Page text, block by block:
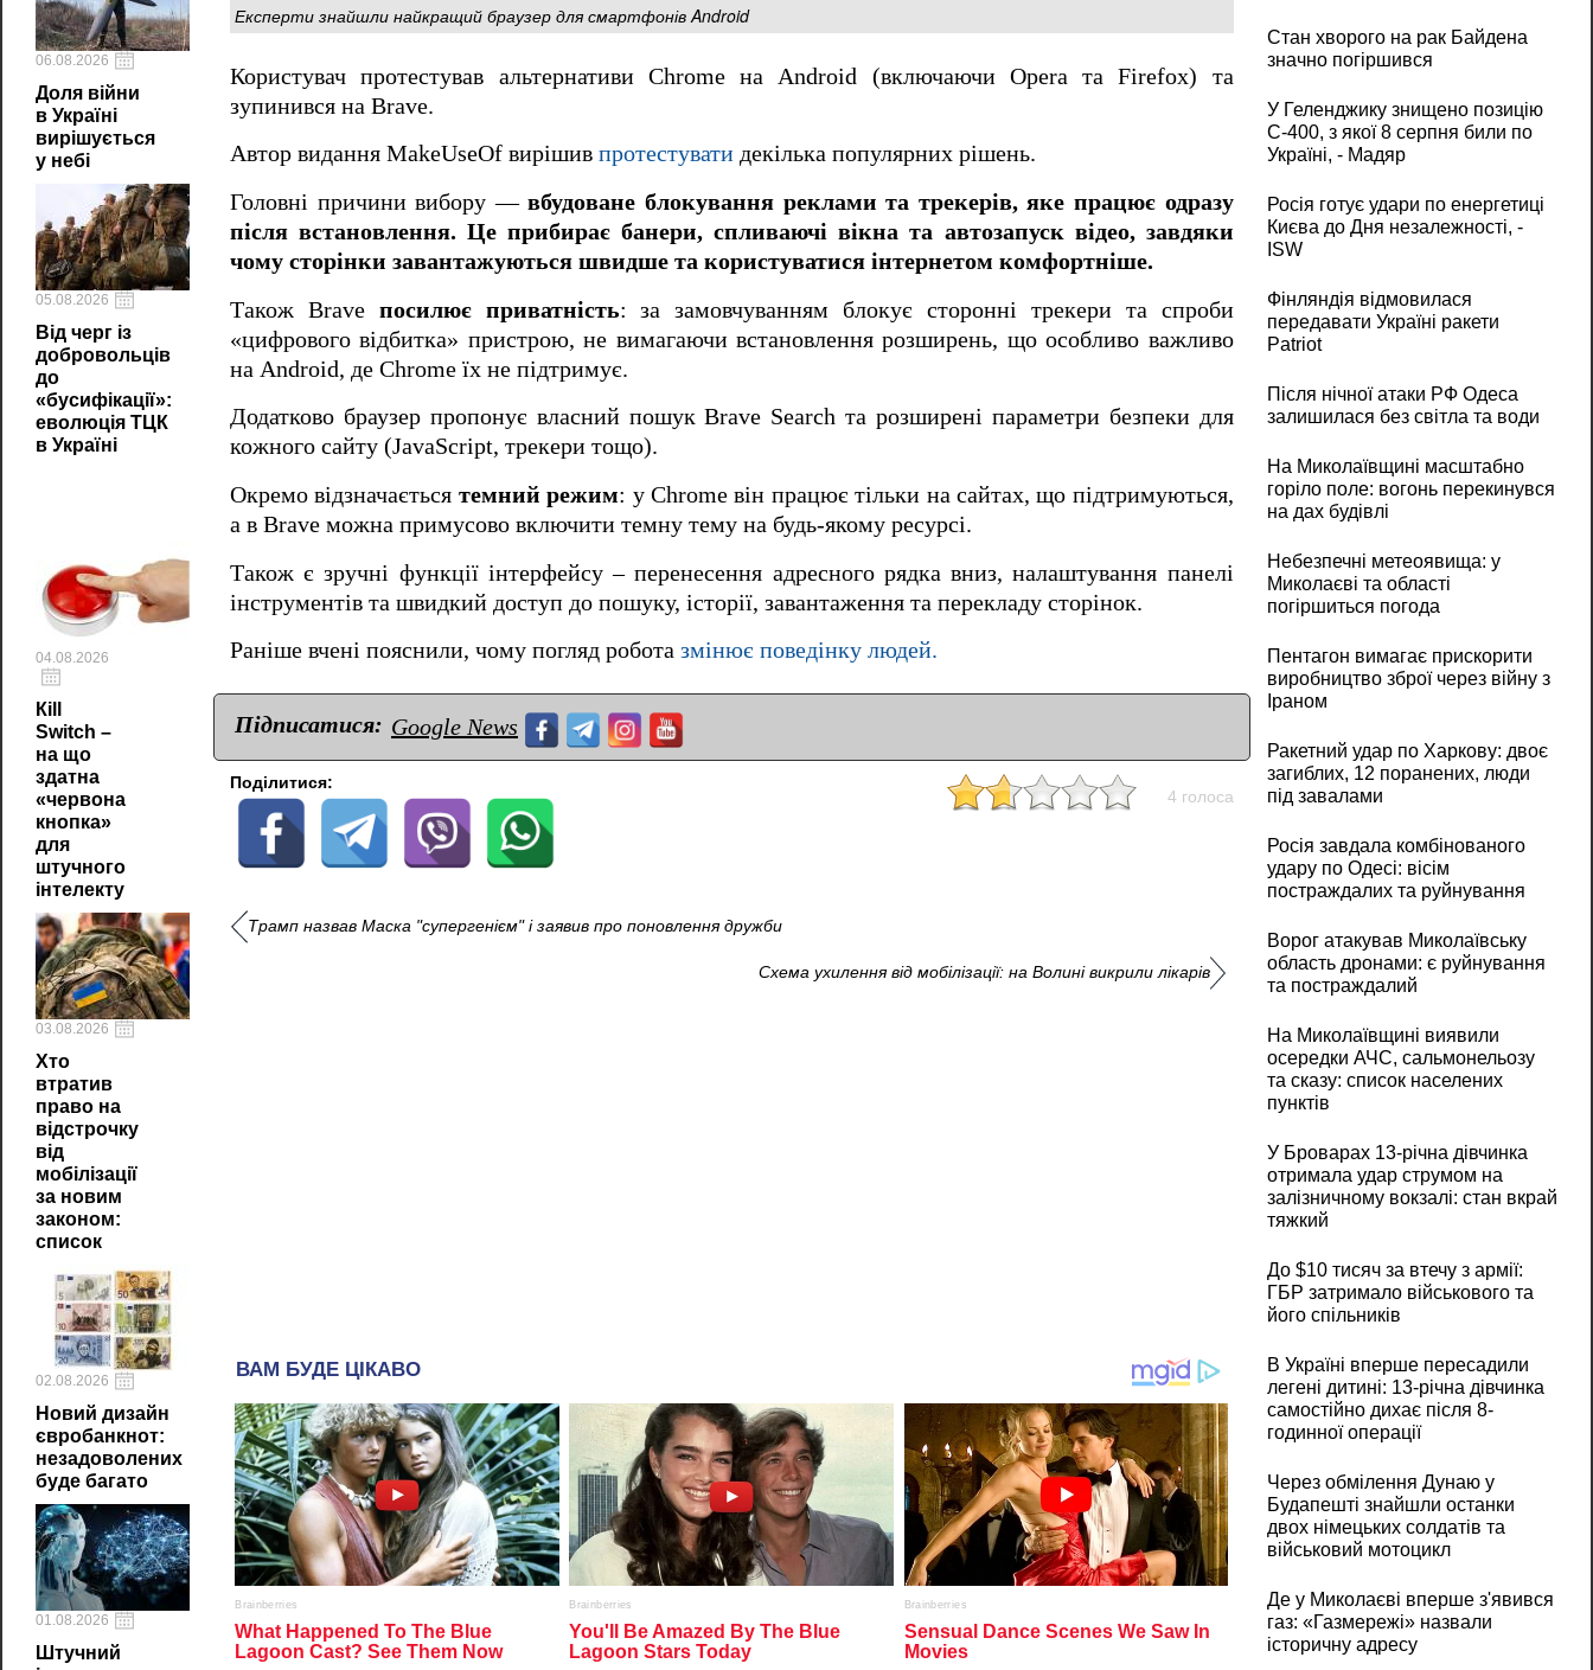
06.08.2026
Доля війни
в Україні
вирішується
у небі
05.08.2026
Від черг із
добровольців
до
«бусифікації»:
еволюція ТЦК
в Україні
04.08.2026
Кill
Switch –
на що
здатна
«червона
кнопка»
для
штучного
інтелекту
03.08.2026
Хто
втратив
право на
відстрочку
від
мобілізації
за новим
законом:
список
02.08.2026
Новий дизайн
євробанкнот:
незадоволених
буде багато
01.08.2026
Штучний
Експерти знайшли найкращий браузер для смартфонів Android
Користувач протестував альтернативи Chrome на Android (включаючи Opera та Firefox) та
зупинився на Brave.
Автор видання MakeUseOf вирішив протестувати декілька популярних рішень.
Головні причини вибору —вбудоване блокування реклами та трекерів, яке працює одразу
після встановлення. Це прибирає банери, спливаючі вікна та автозапуск відео, завдяки
чому сторінки завантажуються швидше та користуватися інтернетом комфортніше.
Також Brave посилює приватність: за замовчуванням блокує сторонні трекери та спроби
«цифрового відбитка» пристрою, не вимагаючи встановлення розширень, що особливо важливо
на Android, де Chrome їх не підтримує.
Додатково браузер пропонує власний пошук Brave Search та розширені параметри безпеки для
кожного сайту (JavaScript, трекери тощо).
Окремо відзначається темний режим: у Chrome він працює тільки на сайтах, що підтримуються,
а в Brave можна примусово включити темну тему на будь-якому ресурсі.
Також є зручні функції інтерфейсу – перенесення адресного рядка вниз, налаштування панелі
інструментів та швидкий доступ до пошуку, історії, завантаження та перекладу сторінок.
Раніше вчені пояснили, чому погляд робота змінює поведінку людей.
Підписатися: Google News
Поділитися:
4 голоса
Трамп назвав Маска "супергенієм" і заявив про поновлення дружби
Схема ухилення від мобілізації: на Волині викрили лікарів
Стан хворого на рак Байдена
значно погіршився
У Геленджику знищено позицію
С-400, з якої 8 серпня били по
Україні, - Мадяр
Росія готує удари по енергетиці
Києва до Дня незалежності, -
ISW
Фінляндія відмовилася
передавати Україні ракети
Patriot
Після нічної атаки РФ Одеса
залишилася без світла та води
На Миколаївщині масштабно
горіло поле: вогонь перекинувся
на дах будівлі
Небезпечні метеоявища: у
Миколаєві та області
погіршиться погода
Пентагон вимагає прискорити
виробництво зброї через війну з
Іраном
Ракетний удар по Харкову: двоє
загиблих, 12 поранених, люди
під завалами
Росія завдала комбінованого
удару по Одесі: вісім
постраждалих та руйнування
Ворог атакував Миколаївську
область дронами: є руйнування
та постраждалий
На Миколаївщині виявили
осередки АЧС, сальмонельозу
та сказу: список населених
пунктів
У Броварах 13-річна дівчинка
отримала удар струмом на
залізничному вокзалі: стан вкрай
тяжкий
До $10 тисяч за втечу з армії:
ГБР затримало військового та
його спільників
В Україні вперше пересадили
легені дитині: 13-річна дівчинка
самостійно дихає після 8-
годинної операції
Через обмілення Дунаю у
Будапешті знайшли останки
двох німецьких солдатів та
військовий мотоцикл
Де у Миколаєві вперше з'явився
газ: «Газмережі» назвали
історичну адресу